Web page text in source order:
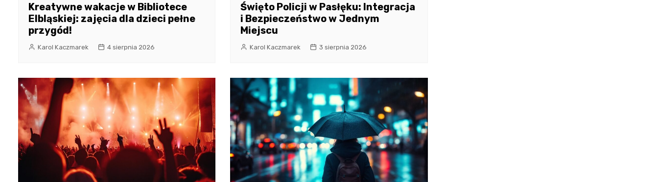
Kreatywne wakacje w Bibliotece
Elbląskiej: zajęcia dla dzieci pełne
przygód!
Karol Kaczmarek 4 sierpnia 2026
Święto Policji w Pasłęku: Integracja
i Bezpieczeństwo w Jednym
Miejscu
Karol Kaczmarek 3 sierpnia 2026